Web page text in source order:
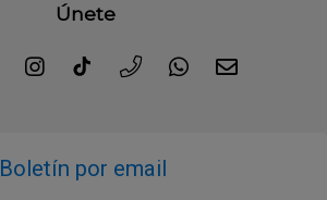
Únete
Boletín por email